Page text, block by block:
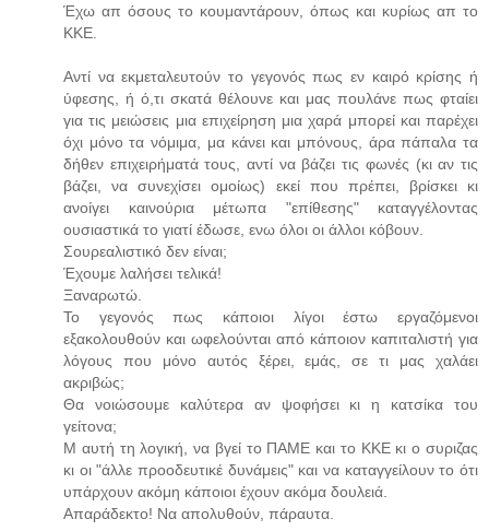
Έχω απ όσους το κουμαντάρουν, όπως και κυρίως απ το
ΚΚΕ.
Αντί να εκμεταλευτούν το γεγονός πως εν καιρό κρίσης ή
ύφεσης, ή ό,τι σκατά θέλουνε και μας πουλάνε πως φταίει
για τις μειώσεις μια επιχείρηση μια χαρά μπορεί και παρέχει
όχι μόνο τα νόμιμα, μα κάνει και μπόνους, άρα πάπαλα τα
δήθεν επιχειρήματά τους, αντί να βάζει τις φωνές (κι αν τις
βάζει, να συνεχίσει ομοίως) εκεί που πρέπει, βρίσκει κι
ανοίγει καινούρια μέτωπα "επίθεσης" καταγγέλοντας
ουσιαστικά το γιατί έδωσε, ενω όλοι οι άλλοι κόβουν.
Σουρεαλιστικό δεν είναι;
Έχουμε λαλήσει τελικά!
Ξαναρωτώ.
Το γεγονός πως κάποιοι λίγοι έστω εργαζόμενοι
εξακολουθούν και ωφελούνται από κάποιον καπιταλιστή για
λόγους που μόνο αυτός ξέρει, εμάς, σε τι μας χαλάει
ακριβώς;
Θα νοιώσουμε καλύτερα αν ψοφήσει κι η κατσίκα του
γείτονα;
Μ αυτή τη λογική, να βγεί το ΠΑΜΕ και το ΚΚΕ κι ο συριζας
κι οι "άλλε προοδευτικέ δυνάμεις" και να καταγγείλουν το ότι
υπάρχουν ακόμη κάποιοι έχουν ακόμα δουλειά.
Απαράδεκτο! Να απολυθούν, πάραυτα.